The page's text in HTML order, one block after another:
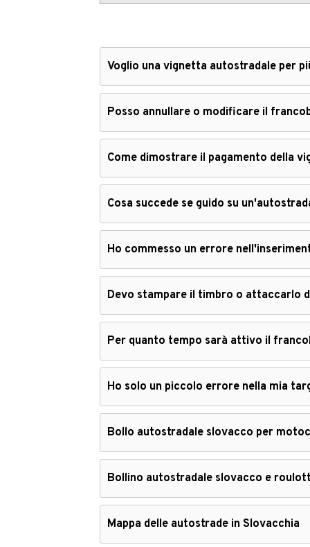
Voglio una vignetta autostradale per
Posso annullare o modificare il
Come dimostrare il pagamento della
Cosa succede se guido su
Ho commesso un errore
Devo stampare il timbro o attaccarlo
Per quanto tempo sarà attivo il
Ho solo un piccolo errore nella mia
Bollo autostradale slovacco per
Bollino autostradale slovacco e
Mappa delle autostrade in Slovacchia